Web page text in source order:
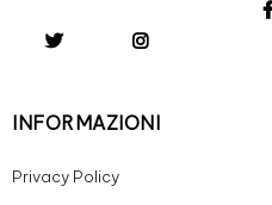
INFORMAZIONI
Privacy Policy